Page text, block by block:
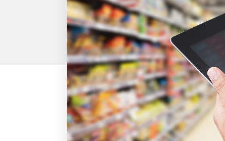
インフラ環境・サポート
POS比較
費用
ホテル・宿泊
飲食店